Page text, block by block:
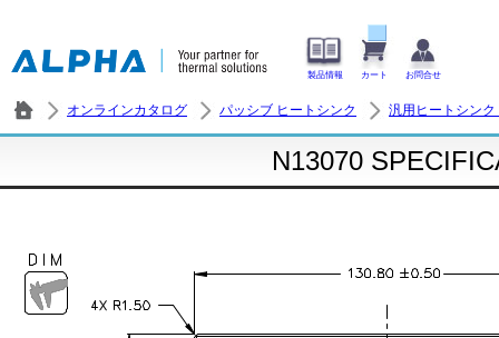
製品情報 カート お問合せ
オンラインカタログ パッシブ ヒートシンク 汎用ヒートシン
N13070